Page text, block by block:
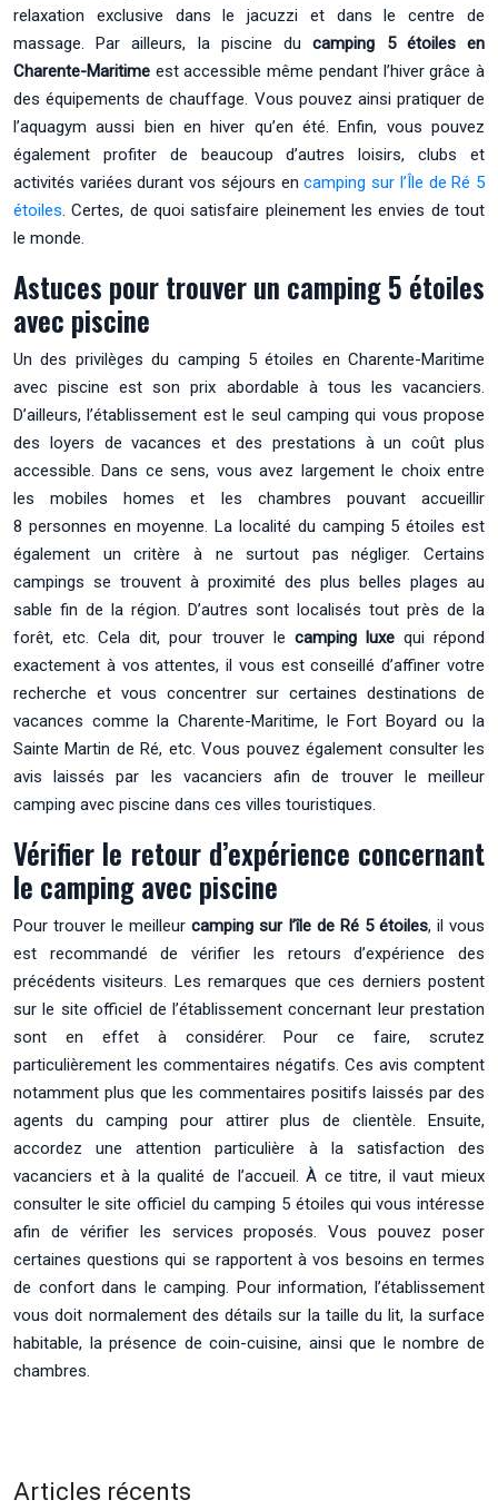
relaxation exclusive dans le jacuzzi et dans le centre de
massage. Par ailleurs, la piscine ducamping 5 étoiles en
Charente-Maritime est accessible même pendant l’hiver grâce à
des équipements de chauffage. Vous pouvez ainsi pratiquer de
l’aquagym aussi bien en hiver qu’en été. Enfin, vous pouvez
également profiter de beaucoup d’autres loisirs, clubs et
activités variées durant vos séjours encamping sur l’Île de Ré 5
étoiles. Certes, de quoi satisfaire pleinement les envies de tout
le monde.
Astuces pour trouver un camping 5 étoiles
avec piscine
Un des privilèges du camping 5 étoiles en Charente-Maritime
avec piscine est son prix abordable à tous les vacanciers.
D’ailleurs, l’établissement est le seul camping qui vous propose
des loyers de vacances et des prestations à un coût plus
accessible. Dans ce sens, vous avez largement le choix entre
les mobiles homes et les chambres pouvant accueillir
8 personnes en moyenne. La localité du camping 5 étoiles est
également un critère à ne surtout pas négliger. Certains
campings se trouvent à proximité des plus belles plages au
sable fin de la région. D’autres sont localisés tout près de la
forêt, etc. Cela dit, pour trouver le camping luxequi répond
exactement à vos attentes, il vous est conseillé d’affiner votre
recherche et vous concentrer sur certaines destinations de
vacances comme la Charente-Maritime, le Fort Boyard ou la
Sainte Martin de Ré, etc. Vous pouvez également consulter les
avis laissés par les vacanciers afin de trouver le meilleur
camping avec piscine dans ces villes touristiques.
Vérifier le retour d’expérience concernant
le camping avec piscine
Pour trouver le meilleurcamping sur l’île de Ré 5 étoiles, il vous
est recommandé de vérifier les retours d’expérience des
précédents visiteurs. Les remarques que ces derniers postent
sur le site officiel de l’établissement concernant leur prestation
sont en effet à considérer. Pour ce faire, scrutez
particulièrement les commentaires négatifs. Ces avis comptent
notamment plus que les commentaires positifs laissés par des
agents du camping pour attirer plus de clientèle. Ensuite,
accordez une attention particulière à la satisfaction des
vacanciers et à la qualité de l’accueil. À ce titre, il vaut mieux
consulter le site officiel du camping 5 étoiles qui vous intéresse
afin de vérifier les services proposés. Vous pouvez poser
certaines questions qui se rapportent à vos besoins en termes
de confort dans le camping. Pour information, l’établissement
vous doit normalement des détails sur la taille du lit, la surface
habitable, la présence de coin-cuisine, ainsi que le nombre de
chambres.
Articles récents